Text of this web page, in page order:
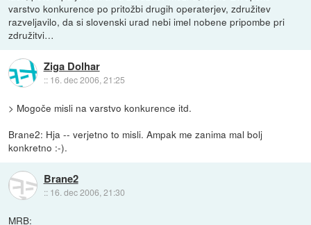
varstvo konkurence po pritožbi drugih operaterjev, združitev
razveljavilo, da si slovenski urad nebi imel nobene pripombe pri
združitvi…
Ziga Dolhar
:: 16. dec 2006, 21:25
> Mogoče misli na varstvo konkurence itd.
Brane2: Hja -- verjetno to misli. Ampak me zanima mal bolj
konkretno :-).
Brane2
:: 16. dec 2006, 21:30
MRB: